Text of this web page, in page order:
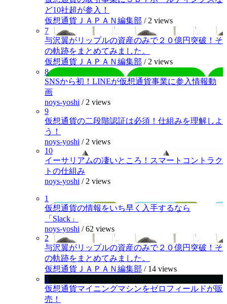
ど10社超が参入！
仮想通貨ＪＡＰＡＮ編集部 / 2 views
7
与沢翼がリップルの資産のみで２０億円突破！そ
の軌跡をまとめてみました。
仮想通貨ＪＡＰＡＮ編集部 / 2 views
8
SNSから初！LINEが仮想通貨事業に参入情報動
画
noys-yoshi / 2 views
9
仮想通貨の二段階認証は必須！仕組みを理解しよ
う！
noys-yoshi / 2 views
10
イーサリアムの凄いところ！スマートコントラク
トの仕組み
noys-yoshi / 2 views
1
仮想通貨の情報をいち早く入手するなら
「Slack」
noys-yoshi /62 views
2
与沢翼がリップルの資産のみで２０億円突破！そ
の軌跡をまとめてみました。
仮想通貨ＪＡＰＡＮ編集部 / 14 views
3
仮想通貨マイニングマシンをゼロフィールドが販
売！